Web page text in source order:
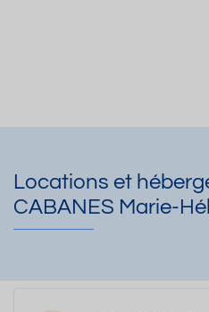
Locations et
CABANES Marie-